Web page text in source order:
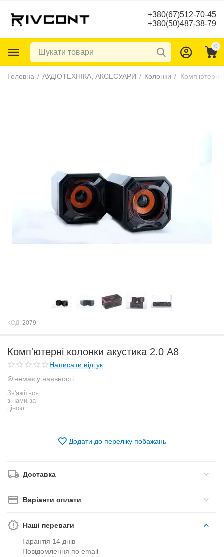
+380(67)512-70-45
+380(50)487-38-79
0
Головна / АУДІОТЕХНІКА, АКСЕСУАРИ / Колонки / Комп'ютерні
КОД: 2079
Комп'ютерні колонки акустика 2.0 A8
Написати відгук
немає у наявності
Зв'яжіться
з нами за
ціною
Додати до переліку побажань
Доставка
Варіанти оплати
Наші переваги
Гарантія 14 днів
Повідомлення по email